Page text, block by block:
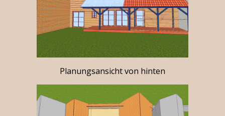
Planungsansicht von hinten